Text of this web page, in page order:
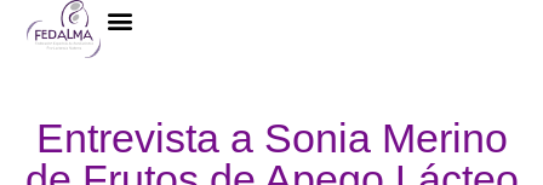
Entrevista a Sonia Merino